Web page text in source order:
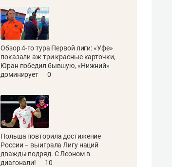
Обзор 4-го тура Первой лиги: «Уфе»
показали аж три красные карточки,
Юран победил бывшую, «Нижний»
доминирует
0
Польша повторила достижение
России – выиграла Лигу наций
дважды подряд. С Леоном в
диагонали!
10